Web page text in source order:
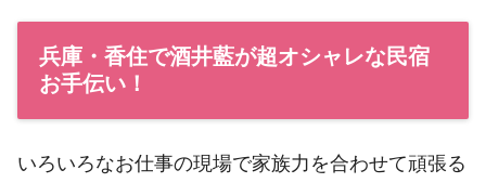
兵庫・香住で酒井藍が超オシャレな民宿
お手伝い！
いろいろなお仕事の現場で家族力を合わせて頑張る